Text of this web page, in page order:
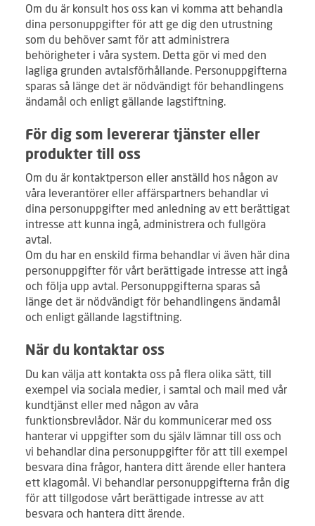
Om du är konsult hos oss kan vi komma att behandla
dina personuppgifter för att ge dig den utrustning
som du behöver samt för att administrera
behörigheter i våra system. Detta gör vi med den
lagliga grunden avtalsförhållande. Personuppgifterna
sparas så länge det är nödvändigt för behandlingens
ändamål och enligt gällande lagstiftning.
För dig som levererar tjänster eller
produkter till oss
Om du är kontaktperson eller anställd hos någon av
våra leverantörer eller affärspartners behandlar vi
dina personuppgifter med anledning av ett berättigat
intresse att kunna ingå, administrera och fullgöra
avtal.
Om du har en enskild firma behandlar vi även här dina
personuppgifter för vårt berättigade intresse att ingå
och följa upp avtal. Personuppgifterna sparas så
länge det är nödvändigt för behandlingens ändamål
och enligt gällande lagstiftning.
När du kontaktar oss
Du kan välja att kontakta oss på flera olika sätt, till
exempel via sociala medier, i samtal och mail med vår
kundtjänst eller med någon av våra
funktionsbrevlådor. När du kommunicerar med oss
hanterar vi uppgifter som du själv lämnar till oss och
vi behandlar dina personuppgifter för att till exempel
besvara dina frågor, hantera ditt ärende eller hantera
ett klagomål. Vi behandlar personuppgifterna från dig
för att tillgodose vårt berättigade intresse av att
besvara och hantera ditt ärende.